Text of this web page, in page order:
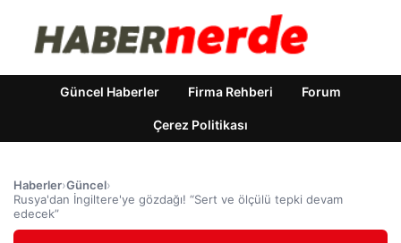
Güncel Haberler Firma Rehberi Forum
Çerez Politikası
Haberler›Güncel›
Rusya'dan İngiltere'ye gözdağı! “Sert ve ölçülü tepki devam
edecek”